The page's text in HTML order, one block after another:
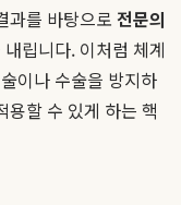
과를 바탕으로 전문의
립니다. 이처럼 체계
이나 수술을 방지하
용할 수 있게 하는 핵